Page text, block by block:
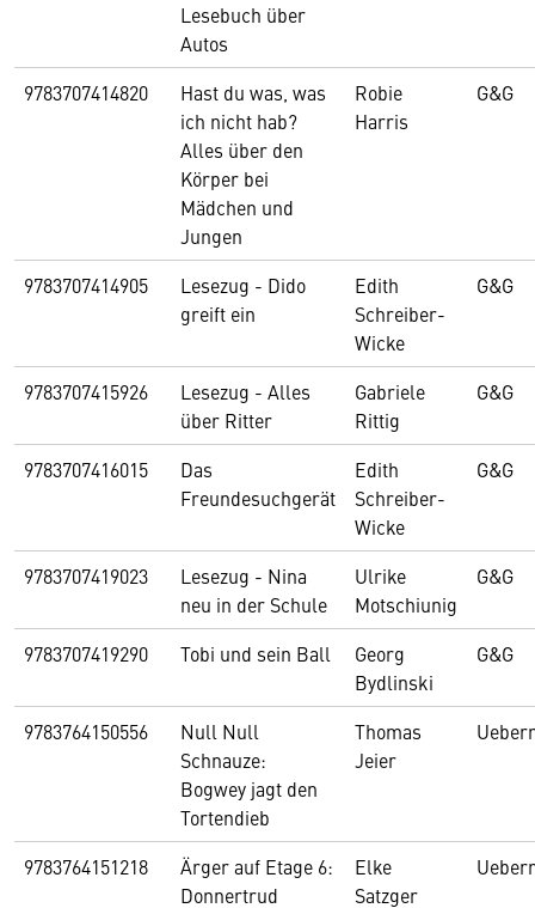
Lesebuch über
Autos
9783707414820
Hast du was, was
ich nicht hab?
Alles über den
Körper bei
Mädchen und
Jungen
Robie
Harris
G&G
9783707414905
Lesezug - Dido
greift ein
Edith
Schreiber-
Wicke
G&G
9783707415926
Lesezug - Alles
über Ritter
Gabriele
Rittig
G&G
9783707416015
Das
Freundesuchgerät
Edith
Schreiber-
Wicke
G&G
9783707419023
Lesezug - Nina
neu in der Schule
Ulrike
Motschiunig
G&G
9783707419290 Tobi und sein Ball
Georg
Bydlinski
G&G
9783764150556
Null Null
Schnauze:
Bogwey jagt den
Tortendieb
Thomas
Jeier
9783764151218
Ärger auf Etage 6:
Donnertrud
Elke
Satzger